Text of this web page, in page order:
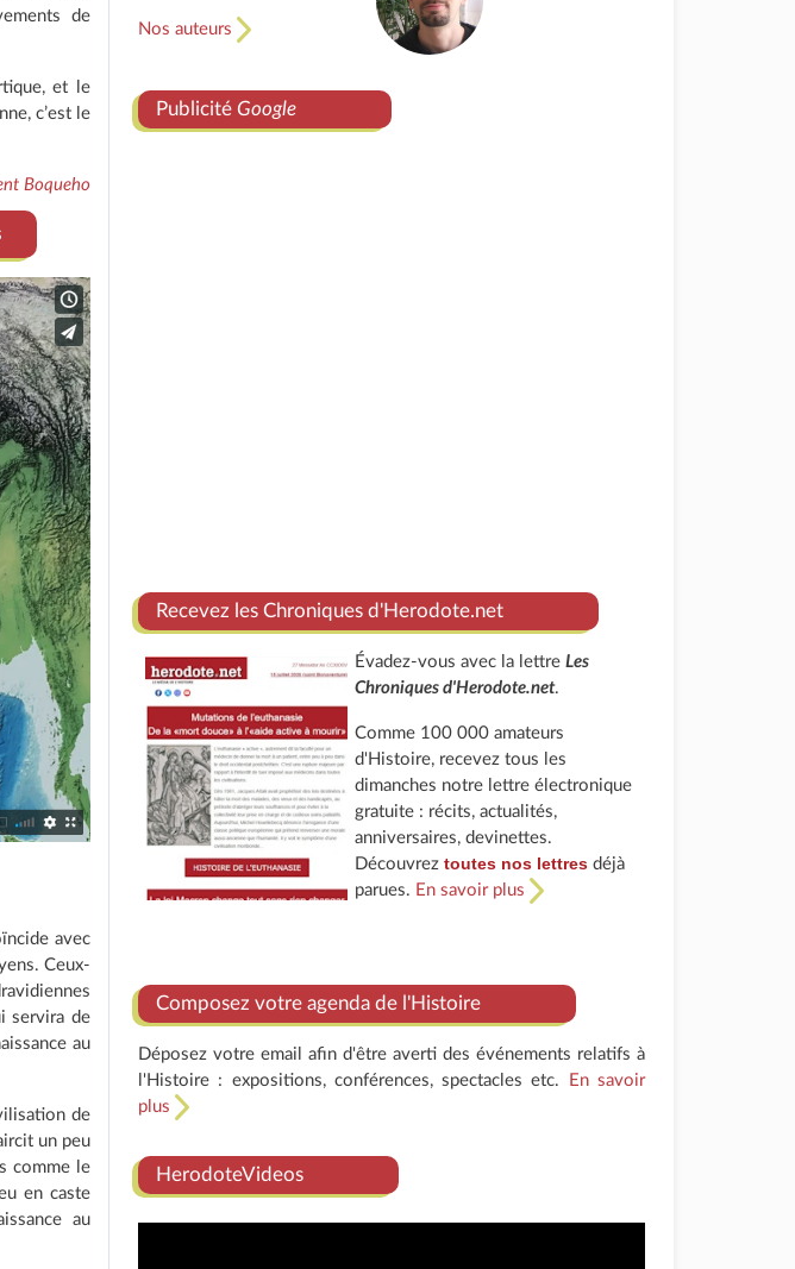
de
et le
c’est le
Boqueho
avec
Ceux-
servira de
au
de
un peu
comme le
en caste
au
Nos auteurs
Publicité Google
Recevez les Chroniques d'Herodote.net
Évadez-vous avec la lettreLes
Chroniques d'Herodote.net.
Comme 100 000 amateurs
d'Histoire, recevez tous les
dimanches notre lettre électronique
gratuite : récits, actualités,
anniversaires, devinettes.
Découvreztoutes nos lettres déjà
parues. En savoir plus
Composez votre agenda de l'Histoire
Déposez votre email afin d'être averti des événements relatifs à
l'Histoire : expositions, conférences, spectacles etc.
En savoir
plus
HerodoteVideos